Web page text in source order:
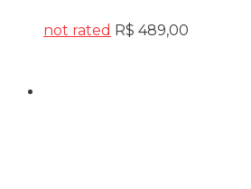
not rated R$ 489,00